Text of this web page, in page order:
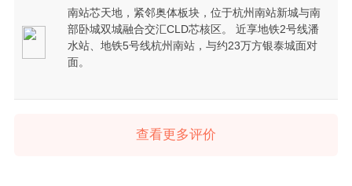
南站芯天地，紧邻奥体板块，位于杭州南站新城与南
部卧城双城融合交汇CLD芯核区。 近享地铁2号线潘
水站、地铁5号线杭州南站，与约23万方银泰城面对
面。
查看更多评价